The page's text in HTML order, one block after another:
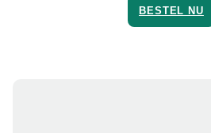
BESTEL NU